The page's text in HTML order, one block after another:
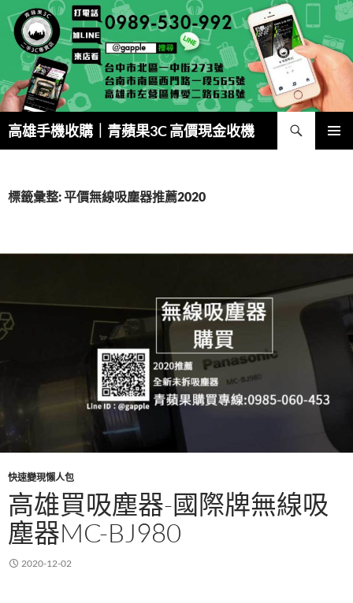
至
內
容
高雄手機收購｜青蘋果3C 高價現金收機
搜
尋
標籤彙整: 平價無線吸塵器推薦2020
快速變現懶人包
高雄買吸塵器-國際牌無線吸
塵器MC-BJ980
2020-12-02